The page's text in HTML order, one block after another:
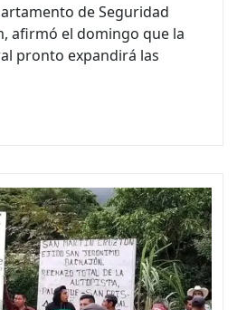
de Seguridad
afirmó el domingo que la
pronto expandirá las